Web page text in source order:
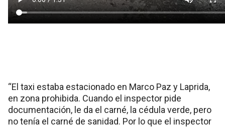
“El taxi estaba estacionado en Marco Paz y Laprida,
en zona prohibida. Cuando el inspector pide
documentación, le da el carné, la cédula verde, pero
no tenía el carné de sanidad. Por lo que el inspector